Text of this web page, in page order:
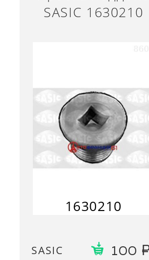
SASIC 1630210
1630210
SASIC 100